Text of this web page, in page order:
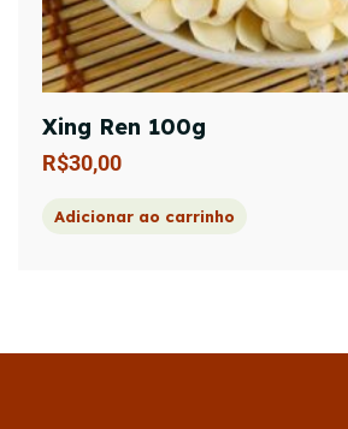
Xing Ren 100g
R$30,00
Adicionar ao carrinho